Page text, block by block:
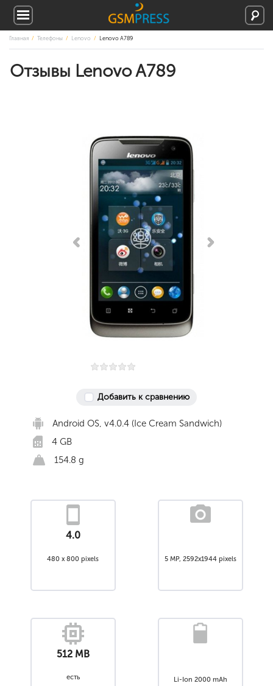
Главная Телефоны Lenovo Lenovo A789
Отзывы Lenovo A789
Добавить к сравнению
Android OS, v4.0.4 (Ice Cream Sandwich)
4 GB
154.8 g
4.0
480 x 800 pixels 5 MP, 2592x1944 pixels
512 MB
есть Li-Ion 2000 mAh